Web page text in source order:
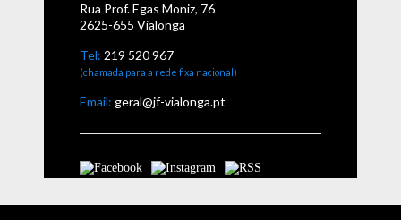
Rua Prof. Egas Moniz, 76
2625-655 Vialonga
Tel: 219 520 967
(chamada para a rede fixa nacional)
Email: geral@jf-vialonga.pt